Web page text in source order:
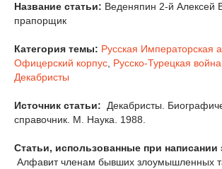
Название статьи: Веденяпин 2-й Алексей
прапорщик
Категория темы: Русская Императорская
Офицерский корпус, Русско-Турецкая
Декабристы
Источник статьи: Декабристы.
справочник. М. Наука. 1988.
Статьи, использованные при написании
Алфавит членам бывших злоумышленных